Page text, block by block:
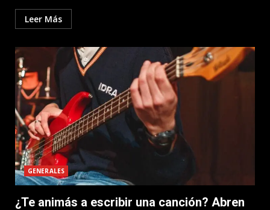
Leer Más
GENERALES
¿Te animás a escribir una canción? Abren